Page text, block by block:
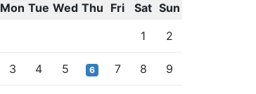
Mon Tue Wed Thu Fri Sat Sun
1
2
3 4 5 6 7 8 9